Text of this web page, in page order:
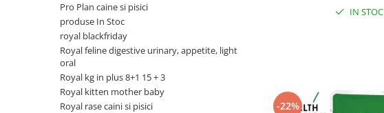
Custi transport - Caini
Hamuri, Lese si Zgarzi
Jucarii caini
Paturi, perne si cosuri pentru caini
Igiena si ingrijire caini
Perii si descalcitoare pisici
Sampoane si Balsamuri
Solutii Atractante si repelente
Accesorii Pisici
Ansambluri de joaca, sisaluri
Castroane si boluri pentru apa si
Pro Plan caine si pisici
produse In Stoc
royal blackfriday
Royal feline digestive urinary, appetite, light
oral
Royal kg in plus 8+1 15 + 3
Royal kitten mother baby
Royal rase caini si pisici
IN STOC
-22%